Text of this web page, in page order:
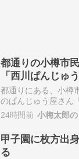
都通りの小樽市
「西川ぱんじゅ
【情報提供】
都通りにある、小樽
のぱんじゅう屋さん
しています。店頭に
られています。実は
複数から、西川ぱん
だという情報をいた
お店を何度か見に…
24時間前 小梅太郎
甲子園に枚方出
る